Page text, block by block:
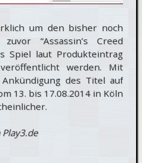
um den bisher noch
“Assassin’s Creed
Spiel laut Produkteintrag
werden. Mit
des Titel auf
13. bis 17.08.2014 in Köln